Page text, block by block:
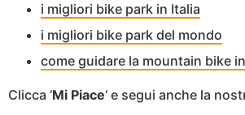
i migliori bike park in Italia
i migliori bike park del mondo
come guidare la mountain bike
Clicca ‘Mi Piace‘ e segui anche la